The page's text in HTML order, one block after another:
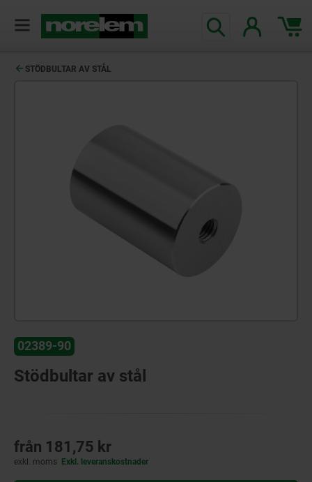
STÖDBULTAR AV STÅL
02389-90
Stödbultar av stål
från 181,75 kr
exkl. moms Exkl. leveranskostnader